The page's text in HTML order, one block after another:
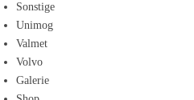
Sonstige
Unimog
Valmet
Volvo
Galerie